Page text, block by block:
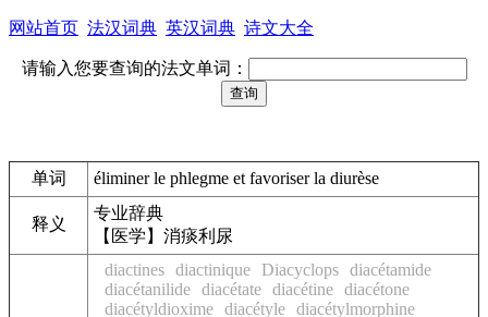
网站首页 法汉词典 英汉词典 诗文大全
请输入您要查询的法文单词：
单词 éliminer le phlegme et favoriser la diurèse
释义
专业辞典
【医学】消痰利尿
diactines diactinique Diacyclops diacétamide
diacétanilide diacétate diacétine diacétone
diacétyldioxime diacétyle diacétylmorphine